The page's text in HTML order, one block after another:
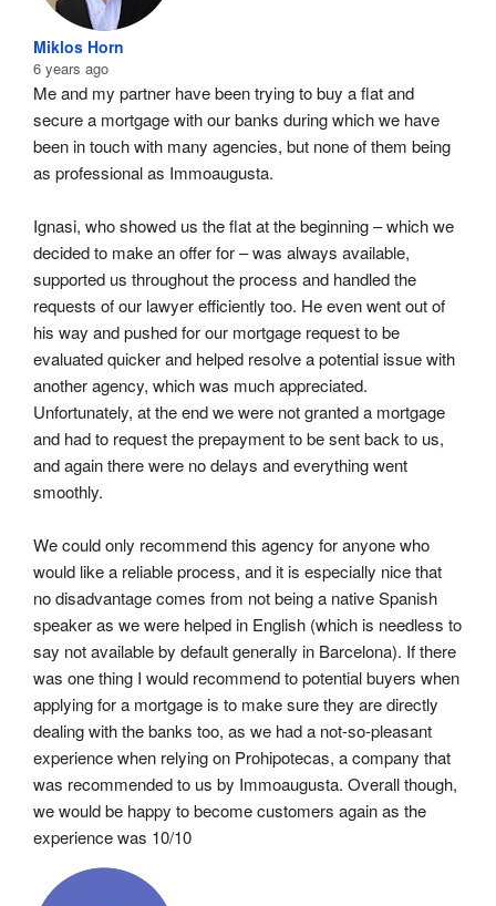
Miklos Horn
6 years ago
Me and my partner have been trying to buy a flat and
secure a mortgage with our banks during which we have
been in touch with many agencies, but none of them being
as professional as Immoaugusta.
Ignasi, who showed us the flat at the beginning – which we
decided to make an offer for – was always available,
supported us throughout the process and handled the
requests of our lawyer efficiently too. He even went out of
his way and pushed for our mortgage request to be
evaluated quicker and helped resolve a potential issue with
another agency, which was much appreciated.
Unfortunately, at the end we were not granted a mortgage
and had to request the prepayment to be sent back to us,
and again there were no delays and everything went
smoothly.
We could only recommend this agency for anyone who
would like a reliable process, and it is especially nice that
no disadvantage comes from not being a native Spanish
speaker as we were helped in English (which is needless to
say not available by default generally in Barcelona). If there
was one thing I would recommend to potential buyers when
applying for a mortgage is to make sure they are directly
dealing with the banks too, as we had a not-so-pleasant
experience when relying on Prohipotecas, a company that
was recommended to us by Immoaugusta. Overall though,
we would be happy to become customers again as the
experience was 10/10